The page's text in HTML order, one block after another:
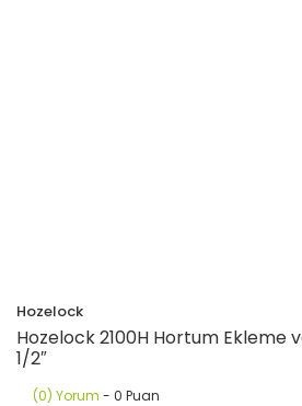
Hozelock
Hozelock 2100H Hortum Ekleme
1/2″
(0) Yorum - 0 Puan